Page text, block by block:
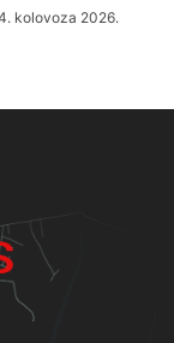
kolovoza 2026.